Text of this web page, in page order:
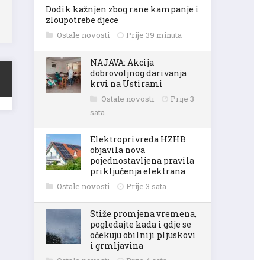
Dodik kažnjen zbog rane kampanje i
zloupotrebe djece
Ostale novosti Prije 39 minuta
NAJAVA: Akcija
dobrovoljnog darivanja
krvi na Ustirami
Ostale novosti
Prije 3
sata
Elektroprivreda HZHB
objavila nova
pojednostavljena pravila
priključenja elektrana
Ostale novosti Prije 3 sata
Stiže promjena vremena,
pogledajte kada i gdje se
očekuju obilniji pljuskovi
i grmljavina